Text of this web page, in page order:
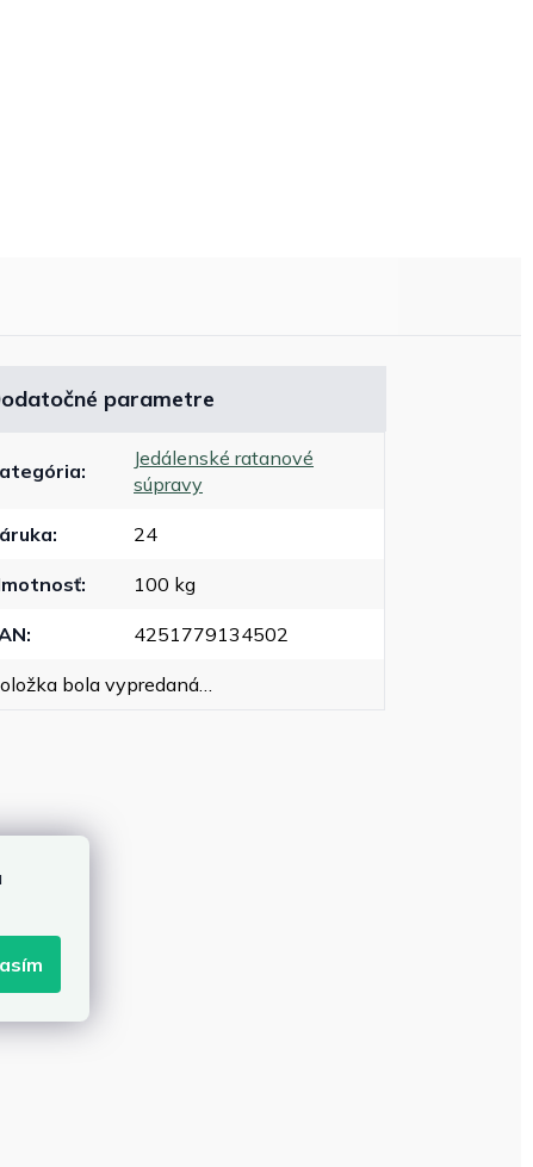
parametre
:
Jedálenské ratanové
súpravy
: 24
: 100 kg
: 4251779134502
bola vypredaná…